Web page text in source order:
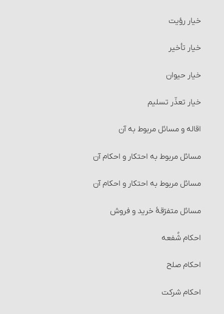
خیار رؤیت
خیار تأخیر
خیار حیوان
خیار تعذّر تسلیم
اقاله و مسائل مربوط به آن‏
مسائل مربوط به احتکار و احکام آن‏
مسائل مربوط به احتکار و احکام آن
مسائل متفرّقۀ‏ خرید و فروش
احکام شُفعه
احکام صلح
احکام شرکت